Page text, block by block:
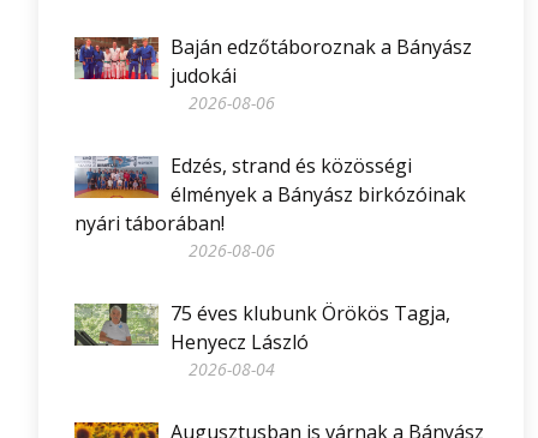
Baján edzőtáboroznak a Bányász
judokái
2026-08-06
Edzés, strand és közösségi
élmények a Bányász birkózóinak
nyári táborában!
2026-08-06
75 éves klubunk Örökös Tagja,
Henyecz László
2026-08-04
Augusztusban is várnak a Bányász